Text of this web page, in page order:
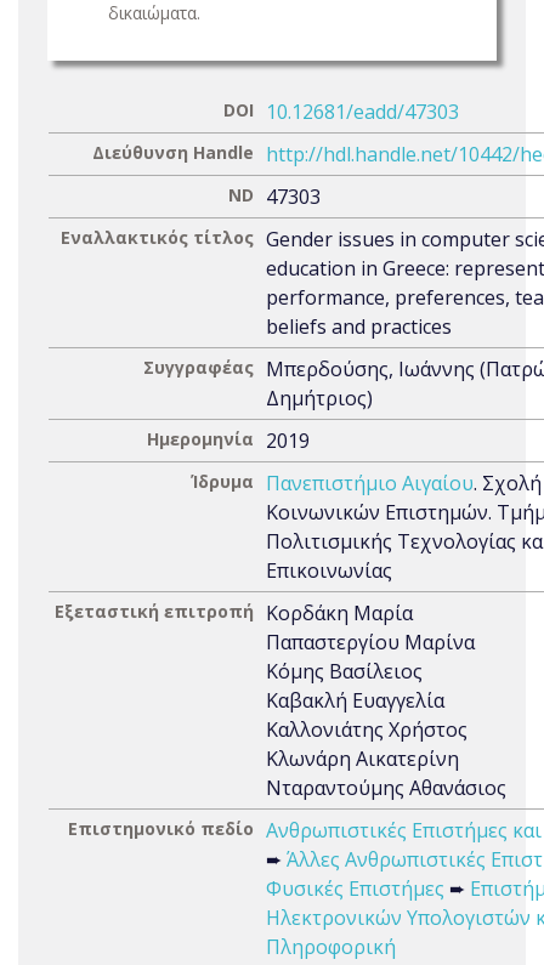
δικαιώματα.
DOI 10.12681/eadd/47303
Διεύθυνση Handle http://hdl.handle.net/10442/
ND 47303
Εναλλακτικός τίτλος Gender issues in computer
education in Greece:
performance, preferences,
beliefs and practices
Συγγραφέας Μπερδούσης, Ιωάννης
Δημήτριος)
Ημερομηνία 2019
Ίδρυμα Πανεπιστήμιο Αιγαίου. Σχολή
Κοινωνικών Επιστημών.
Πολιτισμικής Τεχνολογίας
Επικοινωνίας
Εξεταστική επιτροπή
Κορδάκη Μαρία
Παπαστεργίου Μαρίνα
Κόμης Βασίλειος
Καβακλή Ευαγγελία
Καλλονιάτης Χρήστος
Κλωνάρη Αικατερίνη
Νταραντούμης Αθανάσιος
Επιστημονικό πεδίο Ανθρωπιστικές Επιστήμες
➨ Άλλες Ανθρωπιστικές
Φυσικές Επιστήμες ➨
Ηλεκτρονικών Υπολογιστών
Πληροφορική